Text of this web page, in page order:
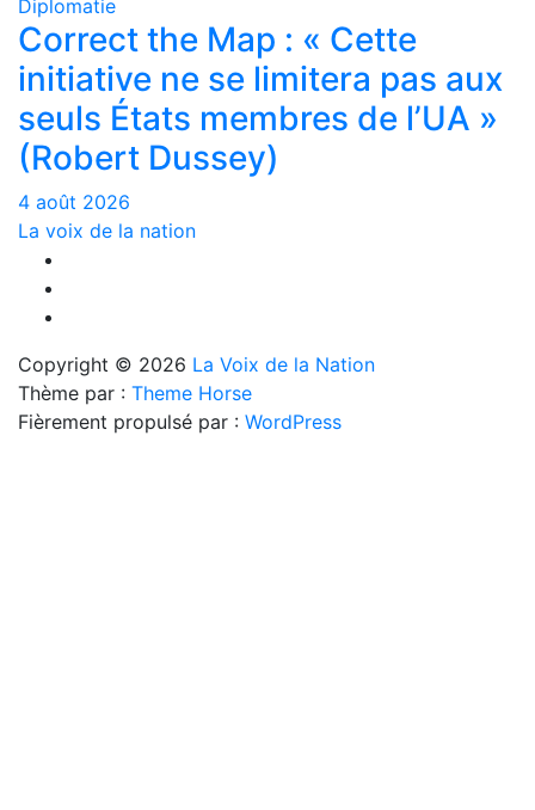
Diplomatie
Correct the Map : « Cette
initiative ne se limitera pas aux
seuls États membres de l’UA »
(Robert Dussey)
4 août 2026
La voix de la nation
Copyright © 2026 La Voix de la Nation
Thème par : Theme Horse
Fièrement propulsé par : WordPress